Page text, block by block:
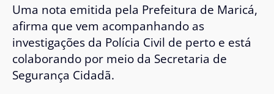
Uma nota emitida pela Prefeitura de Maricá,
afirma que vem acompanhando as
investigações da Polícia Civil de perto e está
colaborando por meio da Secretaria de
Segurança Cidadã.